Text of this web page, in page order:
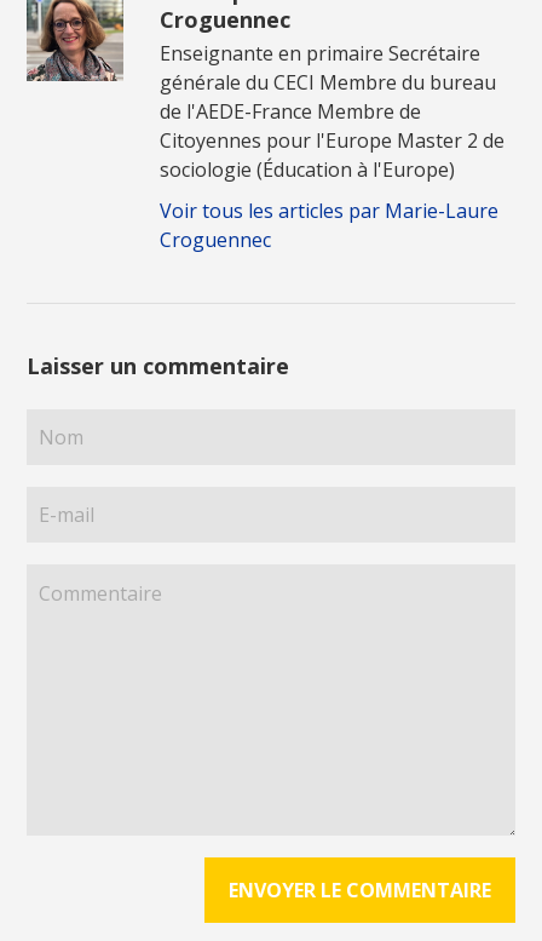
Croguennec
Enseignante en primaire Secrétaire
générale du CECI Membre du bureau
de l'AEDE-France Membre de
Citoyennes pour l'Europe Master 2 de
sociologie (Éducation à l'Europe)
Voir tous les articles par Marie-Laure
Croguennec
Laisser un commentaire